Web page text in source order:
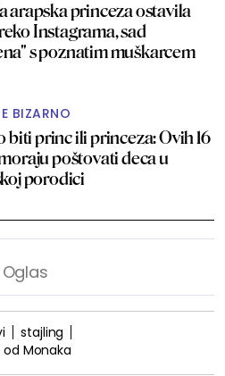
arapska princeza ostavila
Instagrama, sad
s poznatim muškarcem
BIZARNO
biti princ ili princeza: Ovih 16
poštovati deca u
porodici
stajling
Monaka